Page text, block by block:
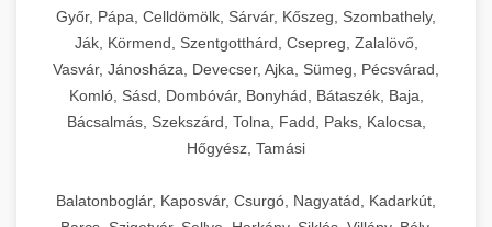
Győr, Pápa, Celldömölk, Sárvár, Kőszeg, Szombathely,
Ják, Körmend, Szentgotthárd, Csepreg, Zalalövő,
Vasvár, Jánosháza, Devecser, Ajka, Sümeg, Pécsvárad,
Komló, Sásd, Dombóvár, Bonyhád, Bátaszék, Baja,
Bácsalmás, Szekszárd, Tolna, Fadd, Paks, Kalocsa,
Hőgyész, Tamási
Balatonboglár, Kaposvár, Csurgó, Nagyatád, Kadarkút,